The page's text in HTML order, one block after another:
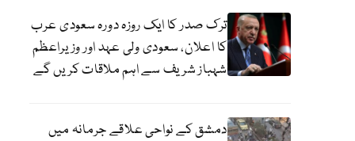
ترک صدر کا ایک روزہ دورہ سعودی عرب
کا اعلان، سعودی ولی عہد اور وزیراعظم
شہباز شریف سے اہم ملاقات کریں گے
دمشق کے نواحی علاقے جرمانہ میں